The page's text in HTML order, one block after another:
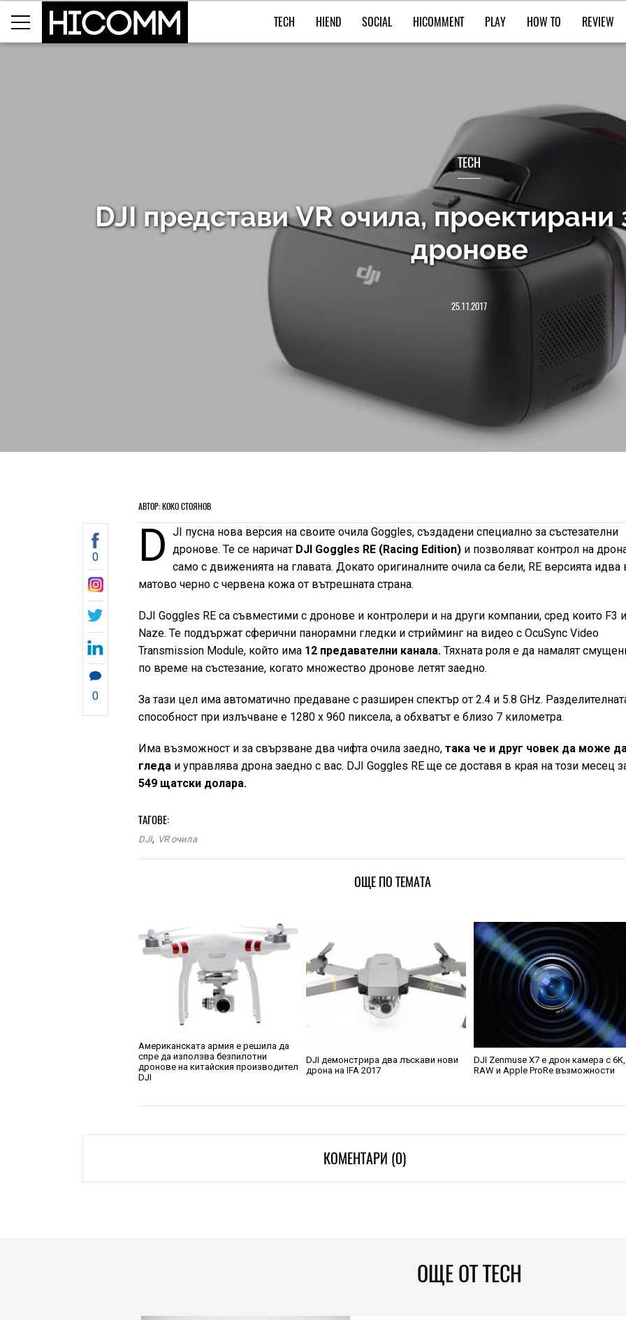
TECH HIEND SOCIAL HICOMMENT PLAY HOW TO REVIEW
TECH
DJI представи VR очила, проектирани
дронове
25.11.2017
АВТОР: КОКО СТОЯНОВ
0
0
D JI пусна нова версия на своите очила Goggles, създадени специално за състезателни
дронове. Те се наричат DJI Goggles RE (Racing Edition)и позволяват контрол на
само с движенията на главата. Докато оригиналните очила са бели, RE версията идва
матово черно с червена кожа от вътрешната страна.
DJI Goggles RE са съвместими с дронове и контролери и на други компании, сред които F3 и
Naze. Те поддържат сферични панорамни гледки и стрийминг на видео с OcuSync Video
Transmission Module, който има 12 предавателни канала. Тяхната роля е да намалят
по време на състезание, когато множество дронове летят заедно.
За тази цел има автоматично предаване с разширен спектър от 2.4 и 5.8 GHz.
способност при излъчване е 1280 x 960 пиксела, а обхватът е близо 7 километра.
Има възможност и за свързване два чифта очила заедно, така че и друг човек да може
гледа и управлява дрона заедно с вас. DJI Goggles RE ще се доставя в края на този месец
549 щатски долара.
ТАГОВЕ:
DJI, VR очила
ОЩЕ ПО ТЕМАТА
Американската армия е решила да
спре да използва безпилотни
дронове на китайския производител
DJI
DJI демонстрира два лъскави нови
дрона на IFA 2017
DJI Zenmuse X7 е дрон камера с 6K,
RAW и Apple ProRe възможности
КОМЕНТАРИ (0)
ОЩЕ ОТ TECH